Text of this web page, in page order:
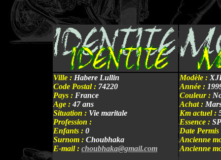
Ville : Habere Lullin
Code Postal : 74220
Pays : France
Age : 47 ans
Situation : Vie maritale
Profession :
Enfants : 0
Surnom : Choubhaka
E-mail : choubhaka@gmail.com
Modèle :
Année :
Couleur :
Achat :
Km actuel :
Essence :
Date Permis
Ancienne
Ancienne